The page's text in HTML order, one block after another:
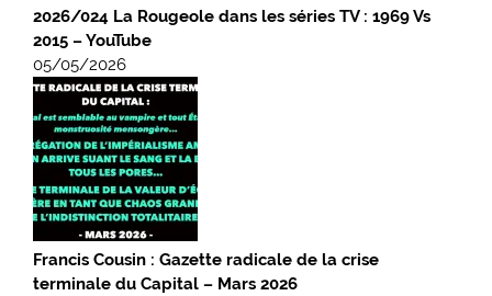
2026/024 La Rougeole dans les séries TV : 1969 Vs
2015 – YouTube
05/05/2026
Francis Cousin : Gazette radicale de la crise
terminale du Capital – Mars 2026